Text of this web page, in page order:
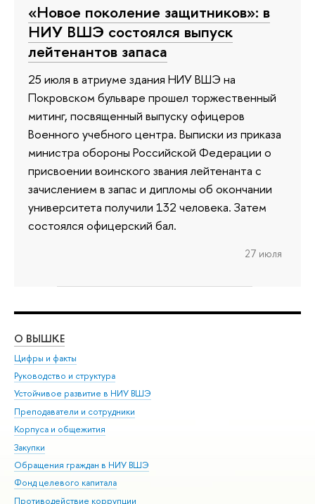
«Новое поколение защитников»: в
НИУ ВШЭ состоялся выпуск
лейтенантов запаса
25 июля в атриуме здания НИУ ВШЭ на
Покровском бульваре прошел торжественный
митинг, посвященный выпуску офицеров
Военного учебного центра. Выписки из приказа
министра обороны Российской Федерации о
присвоении воинского звания лейтенанта с
зачислением в запас и дипломы об окончании
университета получили 132 человека. Затем
состоялся офицерский бал.
27 июля
О ВЫШКЕ
Цифры и факты
Руководство и структура
Устойчивое развитие в НИУ ВШЭ
Преподаватели и сотрудники
Корпуса и общежития
Закупки
Обращения граждан в НИУ ВШЭ
Фонд целевого капитала
Противодействие коррупции